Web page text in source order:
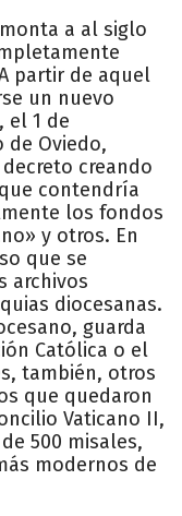
a al siglo
partir de aquel
un nuevo
el 1 de
de Oviedo,
creando
contendría
los fondos
y otros. En
que se
archivos
diocesanas.
guarda
Católica o el
también, otros
que quedaron
Vaticano II,
500 misales,
modernos de